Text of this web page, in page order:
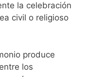
la celebración
civil o religioso
produce
los